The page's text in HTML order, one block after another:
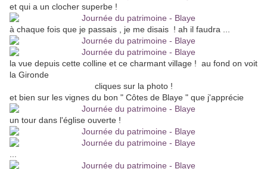
et qui a un clocher superbe !
à chaque fois que je passais , je me disais ! ah il faudra ...
la vue depuis cette colline et ce charmant village ! au fond on voit
la Gironde
cliques sur la photo !
et bien sur les vignes du bon " Côtes de Blaye " que j'apprécie
un tour dans l'église ouverte !